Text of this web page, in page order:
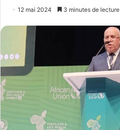
12 mai 2024 3 minutes de lecture